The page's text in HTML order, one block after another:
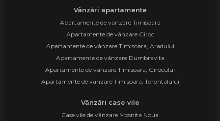
Vânzări apartamente
Apartamente de vânzare Timisoara
Apartamente de vânzare Giroc
Apartamente de vânzare Timisoara, Aradului
Apartamente de vânzare Dumbravita
Apartamente de vânzare Timisoara, Girocului
Apartamente de vânzare Timisoara, Torontalului
Vânzări case vile
Case vile de vânzare Mosnita Noua